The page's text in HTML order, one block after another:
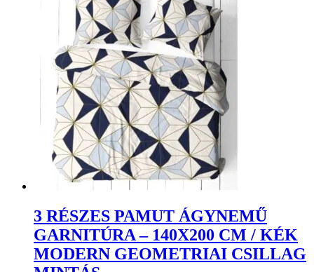
3 RÉSZES PAMUT ÁGYNEMŰ
GARNITÚRA – 140X200 CM / KÉK
MODERN GEOMETRIAI CSILLAG